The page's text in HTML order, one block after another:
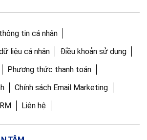
tin cá nhân
liệu cá nhân
Điều khoản sử dụng
Phương thức thanh toán
Chính sách Email Marketing
Liên hệ